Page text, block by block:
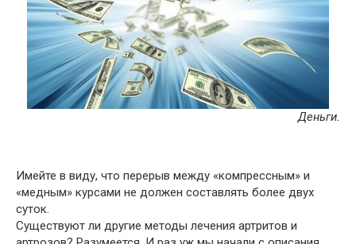
Деньги.
Имейте в виду, что перерыв между «компрессным» и
«медным» курсами не должен составлять более двух
суток.
Существуют ли другие методы лечения артритов и